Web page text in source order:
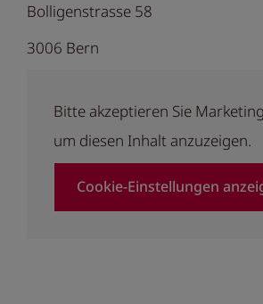
Bolligenstrasse 58
3006 Bern
Bitte akzeptieren Sie
um diesen Inhalt anzuzeigen.
Cookie-Einstellungen